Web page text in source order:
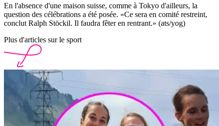
En l'absence d'une maison suisse, comme à Tokyo d'ailleurs, la
question des célébrations a été posée. «Ce sera en comité restreint,
conclut Ralph Stöckil. Il faudra fêter en rentrant.» (ats/yog)
Plus d'articles sur le sport